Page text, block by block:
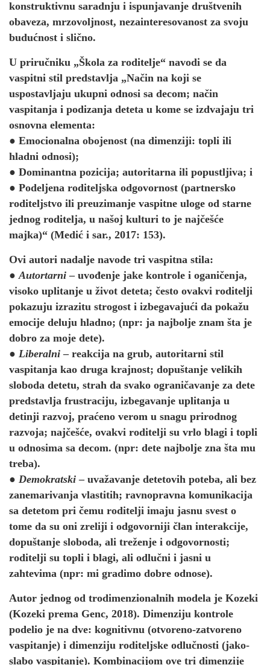
konstruktivnu saradnju i ispunjavanje društvenih
obaveza, mrzovoljnost, nezainteresovanost za svoju
budućnost i slično.
U priručniku „Škola za roditelje“ navodi se da
vaspitni stil predstavlja „Način na koji se
uspostavljaju ukupni odnosi sa decom; način
vaspitanja i podizanja deteta u kome se izdvajaju tri
osnovna elementa:
● Emocionalna obojenost (na dimenziji: topli ili
hladni odnosi);
● Dominantna pozicija; autoritarna ili popustljiva; i
● Podeljena roditeljska odgovornost (partnersko
roditeljstvo ili preuzimanje vaspitne uloge od starne
jednog roditelja, u našoj kulturi to je najčešće
majka)“ (Medić i sar., 2017: 153).
Ovi autori nadalje navode tri vaspitna stila:
●Autortarni– uvođenje jake kontrole i oganičenja,
visoko uplitanje u život deteta; često ovakvi roditelji
pokazuju izrazitu strogost i izbegavajući da pokažu
emocije deluju hladno; (npr: ja najbolje znam šta je
dobro za moje dete).
● Liberalni – reakcija na grub, autoritarni stil
vaspitanja kao druga krajnost; dopuštanje velikih
sloboda detetu, strah da svako ograničavanje za dete
predstavlja frustraciju, izbegavanje uplitanja u
detinji razvoj, praćeno verom u snagu prirodnog
razvoja; najčešće, ovakvi roditelji su vrlo blagi i topli
u odnosima sa decom. (npr: dete najbolje zna šta mu
treba).
● Demokratski– uvažavanje detetovih poteba, ali bez
zanemarivanja vlastitih; ravnopravna komunikacija
sa detetom pri čemu roditelji imaju jasnu svest o
tome da su oni zreliji i odgovorniji član interakcije,
dopuštanje sloboda, ali treženje i odgovornosti;
roditelji su topli i blagi, ali odlučni i jasni u
zahtevima (npr: mi gradimo dobre odnose).
Autor jednog od trodimenzionalnih modela je Kozeki
(Kozeki prema Genc, 2018). Dimenziju kontrole
podelio je na dve: kognitivnu (otvoreno-zatvoreno
vaspitanje) i dimenziju roditeljske odlučnosti (jako-
slabo vaspitanje). Kombinacijom ove tri dimenzije